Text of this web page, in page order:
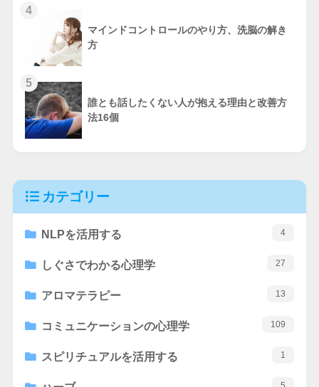
4
マインドコントロールのやり方、洗脳の解き
方
5
誰とも話したくない人が抱える理由と改善方
法16個
カテゴリー
NLPを活用する 4
しぐさでわかる心理学 27
アロマテラピー 13
コミュニケーションの心理学 109
スピリチュアルを活用する 1